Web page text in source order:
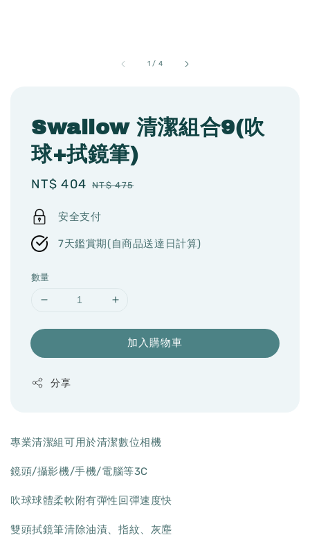
1 / 4
Swallow 清潔組合9(吹
球+拭鏡筆)
Sale
NT$ 404 Regular
NT$ 475
安全支付
7天鑑賞期(自商品送達日計算)
數量
加入購物車
分享
專業清潔組可用於清潔數位相機
鏡頭/攝影機/手機/電腦等3C
吹球球體柔軟附有彈性回彈速度快
雙頭拭鏡筆清除油漬、指紋、灰塵